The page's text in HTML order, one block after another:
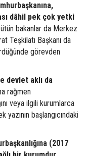
dâhil pek çok yetki
bakanlar da Merkez
Teşkilatı Başkanı da
görevden
devlet aklı da
rağmen
veya ilgili kurumlarca
başlangıcındaki
(2017